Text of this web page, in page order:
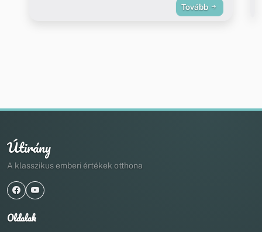
Tovább
Útirány
A klasszikus emberi értékek otthona
Oldalak